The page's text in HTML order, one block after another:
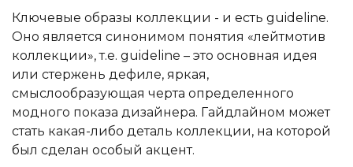
Ключевые образы коллекции - и есть guideline.
Оно является синонимом понятия «лейтмотив
коллекции», т.е. guideline – это основная идея
или стержень дефиле, яркая,
смыслообразующая черта определенного
модного показа дизайнера. Гайдлайном может
стать какая-либо деталь коллекции, на которой
был сделан особый акцент.